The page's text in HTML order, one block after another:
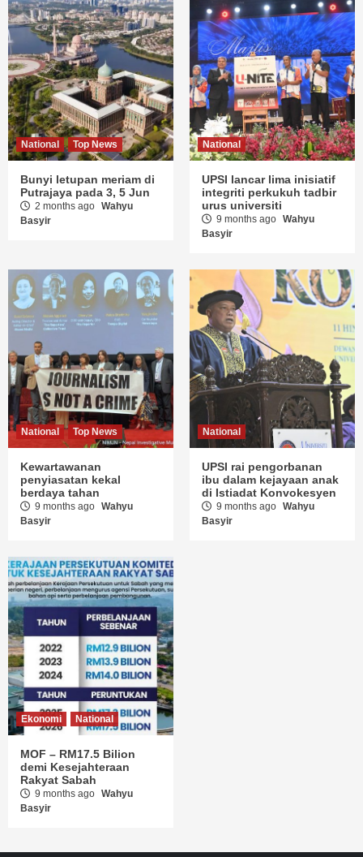
National Top News
Bunyi letupan meriam di
Putrajaya pada 3, 5 Jun
2 months ago Wahyu
Basyir
National
UPSI lancar lima inisiatif
integriti perkukuh tadbir
urus universiti
9 months ago Wahyu
Basyir
National Top News
Kewartawanan
penyiasatan kekal
berdaya tahan
9 months ago Wahyu
Basyir
National
UPSI rai pengorbanan
ibu dalam kejayaan anak
di Istiadat Konvokesyen
9 months ago Wahyu
Basyir
Ekonomi National
MOF – RM17.5 Bilion
demi Kesejahteraan
Rakyat Sabah
9 months ago Wahyu
Basyir